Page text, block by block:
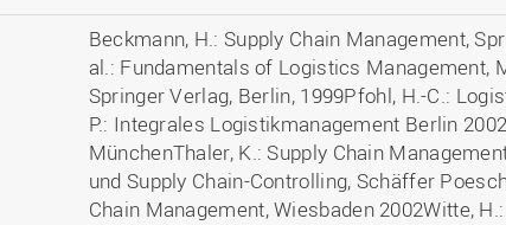
Beckmann, H.: Supply Chain Management,
al.: Fundamentals of Logistics Management,
Springer Verlag, Berlin, 1999Pfohl, H.-C.:
P.: Integrales Logistikmanagement Berlin
MünchenThaler, K.: Supply Chain
und Supply Chain-Controlling, Schäffer
Chain Management, Wiesbaden 2002Witte,